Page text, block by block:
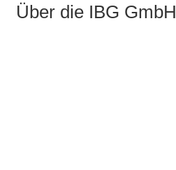
Über die IBG GmbH